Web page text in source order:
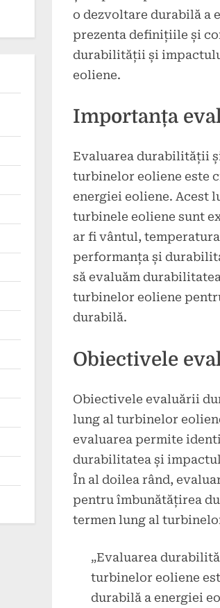
o dezvoltare durabilă a
prezenta definițiile și
durabilității și
eoliene.
Importanța
Evaluarea durabilității
turbinelor eoliene este
energiei eoliene. Acest
turbinele eoliene sunt
ar fi vântul,
performanța și
să evaluăm
turbinelor eoliene
durabilă.
Obiectivele
Obiectivele evaluării
lung al turbinelor
evaluarea permite
durabilitatea și
În al doilea rând,
pentru îmbunătățirea
termen lung al
„Evaluarea
turbinelor eoliene
durabilă a energiei